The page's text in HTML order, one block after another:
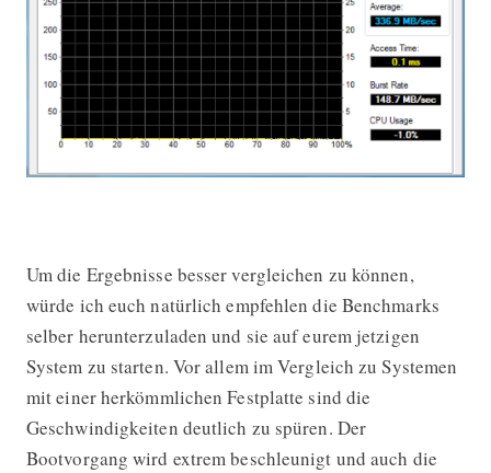
Um die Ergebnisse besser vergleichen zu können,
würde ich euch natürlich empfehlen die Benchmarks
selber herunterzuladen und sie auf eurem jetzigen
System zu starten. Vor allem im Vergleich zu Systemen
mit einer herkömmlichen Festplatte sind die
Geschwindigkeiten deutlich zu spüren. Der
Bootvorgang wird extrem beschleunigt und auch die